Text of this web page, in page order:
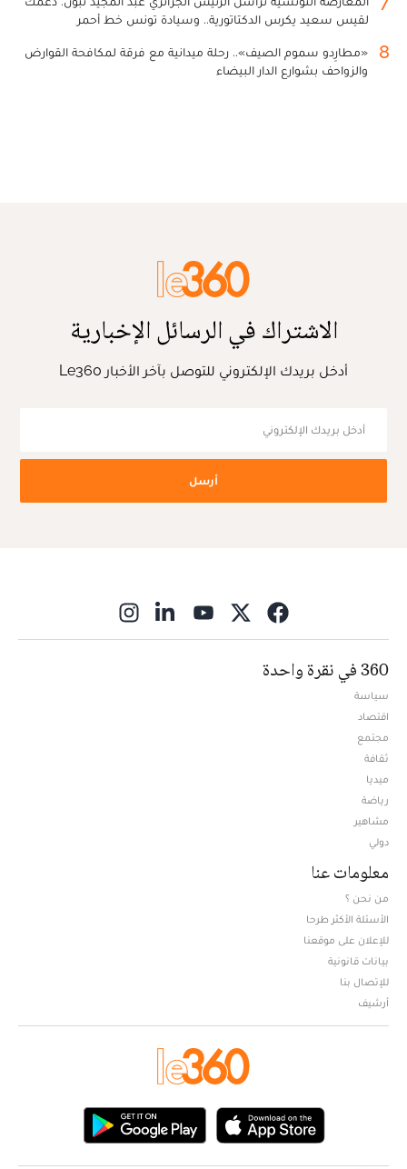
لقيس سعيد يكرس الدكتاتورية.. وسيادة تونس خط أحمر
8
«مطارِدو سموم الصيف».. رحلة ميدانية مع فرقة لمكافحة القوارض
والزواحف بشوارع الدار البيضاء
الاشتراك في الرسائل الإخبارية
أدخل بريدك الإلكتروني للتوصل بآخر الأخبار Le360
أرسل
360 في نقرة واحدة
سياسة
اقتصاد
مجتمع
ثقافة
ميديا
رياضة
مشاهير
دولي
معلومات عنا
من نحن ؟
الأسئلة الأكثر طرحا
للإعلان على موقعنا
بيانات قانونية
للإتصال بنا
أرشيف